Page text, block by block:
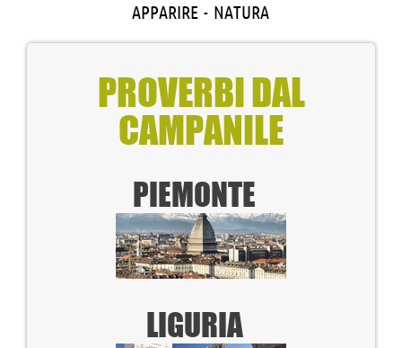
APPARIRE - NATURA
PROVERBI DAL
CAMPANILE
PIEMONTE
LIGURIA